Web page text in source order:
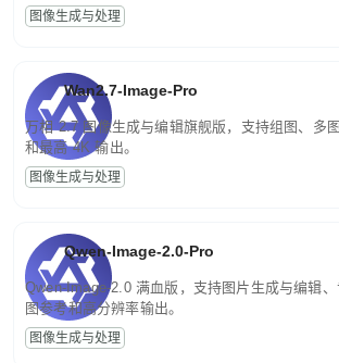
图像生成与处理
Wan2.7-Image-Pro
万相 2.7 图像生成与编辑旗舰版，支持组图、多
和最高 4K 输出。
图像生成与处理
Qwen-Image-2.0-Pro
Qwen-Image-2.0 满血版，支持图片生成与编辑
图参考和高分辨率输出。
图像生成与处理